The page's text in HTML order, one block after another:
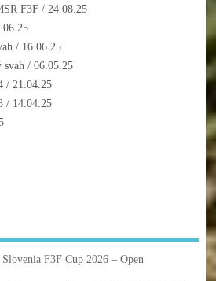
F3F/ 24.08.25
/ 16.06.25
svah/ 06.05.25
/ 21.04.25
/ 14.04.25
Slovenia F3F Cup 2026 – Open